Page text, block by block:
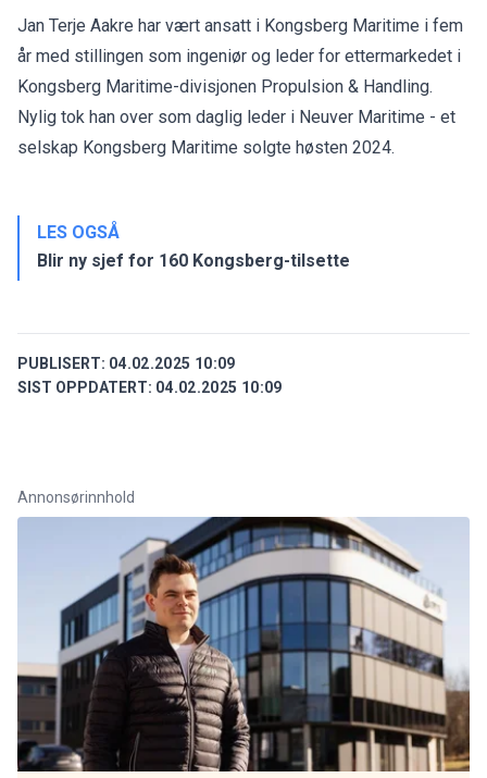
Jan Terje Aakre har vært ansatt i Kongsberg Maritime i fem
år med stillingen som ingeniør og leder for ettermarkedet i
Kongsberg Maritime-divisjonen Propulsion & Handling.
Nylig tok han over som daglig leder i Neuver Maritime - et
selskap Kongsberg Maritime solgte høsten 2024.
LES OGSÅ
Blir ny sjef for 160 Kongsberg-tilsette
PUBLISERT: 04.02.2025 10:09
SIST OPPDATERT: 04.02.2025 10:09
Annonsørinnhold